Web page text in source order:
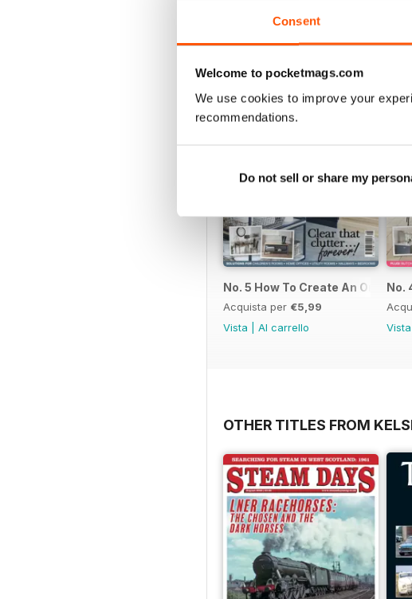
Consent
Welcome to pocketmags.com
We use cookies to improve your
recommendations.
Do not sell or share my
No. 5 How To Create An
Acquista per €5,99
Vista
Al carrello
No.
Vista
OTHER TITLES FROM